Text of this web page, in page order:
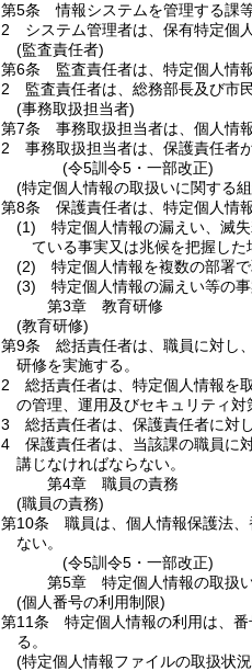
第5条
情報システムを管理する課
2
システム管理者は、保有特定個
(監査責任者)
第6条
監査責任者は、特定個人情
2
監査責任者は、総務部長及び市
(事務取扱担当者)
第7条
事務取扱担当者は、個人情
2
事務取扱担当者は、保護責任者
(令5訓令5・一部改正)
(特定個人情報の取扱いに関する
第8条
保護責任者は、特定個人情
(1)
特定個人情報の漏えい、滅
ている事実又は兆候を把握し
(2)
特定個人情報を複数の部署
(3)
特定個人情報の漏えい等の
第3章
教育研修
(教育研修)
第9条
総括責任者は、職員に対し
研修を実施する。
2
総括責任者は、特定個人情報を
の管理、運用及びセキュリティ対
3
総括責任者は、保護責任者に対
4
保護責任者は、当該課の職員に
講じなければならない。
第4章
職員の責務
(職員の責務)
第10条
職員は、個人情報保護法
ない。
(令5訓令5・一部改正)
第5章
特定個人情報の取扱
(個人番号の利用制限)
第11条
特定個人情報の利用は、
る。
(特定個人情報ファイルの取扱状